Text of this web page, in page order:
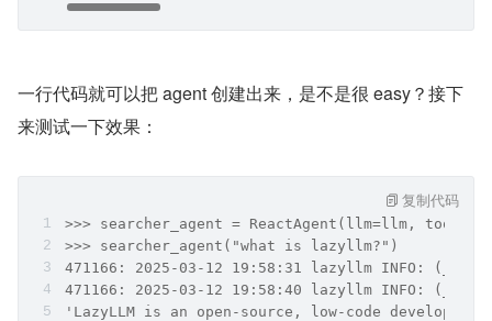
一行代码就可以把 agent 创建出来，是不是很 easy？接下
来测试一下效果：
>>> searcher_agent = ReactAgent(llm=llm,
>>> searcher_agent("what is lazyllm?")
471166: 2025-03-12 19:58:31 lazyllm INFO:
471166: 2025-03-12 19:58:40 lazyllm INFO:
'LazyLLM is an open-source, low-code
复制代码